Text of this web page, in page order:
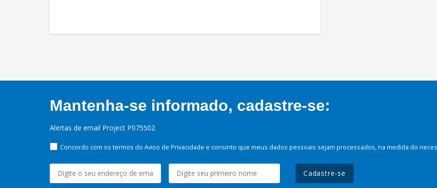
Mantenha-se informado, cadastre-se:
Alertas de email Project P075502
Concordo com os termos do Aviso de Privacidade e consinto que meus dados pessoais sejam processados, na medida do
Cadastre-se